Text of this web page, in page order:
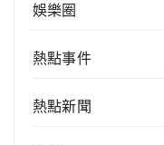
娛樂圈
熱點事件
熱點新聞